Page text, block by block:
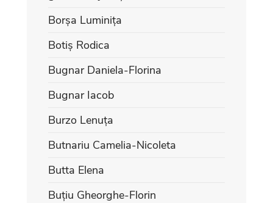
Borșa Luminița
Botiș Rodica
Bugnar Daniela-Florina
Bugnar Iacob
Burzo Lenuța
Butnariu Camelia-Nicoleta
Butta Elena
Buțiu Gheorghe-Florin